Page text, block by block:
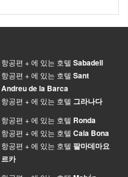
항공편 + 에 있는 호텔 Sabadell
항공편 + 에 있는 호텔 Sant
Andreu de la Barca
항공편 + 에 있는 호텔 그라나다
항공편 + 에 있는 호텔 Ronda
항공편 + 에 있는 호텔 Cala Bona
항공편 + 에 있는 호텔 팔마데마요
르카